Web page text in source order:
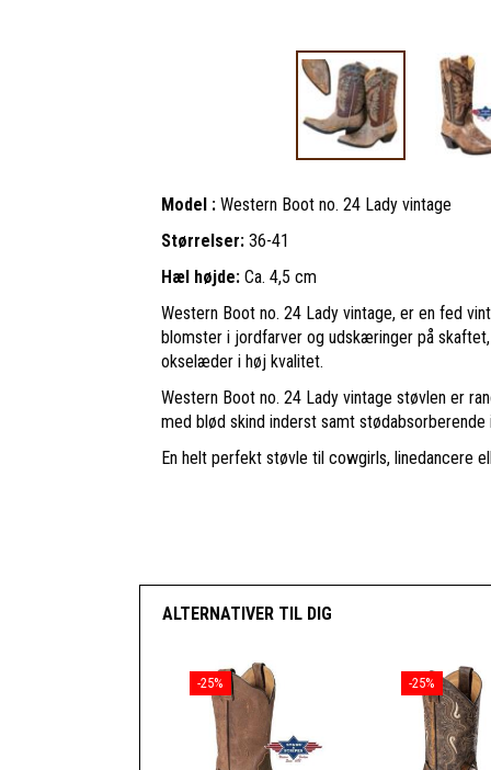
Model : Western Boot no. 24 Lady vintage
Størrelser: 36-41
Hæl højde: Ca. 4,5 cm
Western Boot no. 24 Lady vintage, er en fed
blomster i jordfarver og udskæringer på
okselæder i høj kvalitet.
Western Boot no. 24 Lady vintage støvlen er
med blød skind inderst samt
En helt perfekt støvle til cowgirls, linedancere
ALTERNATIVER TIL DIG
-25% -25%